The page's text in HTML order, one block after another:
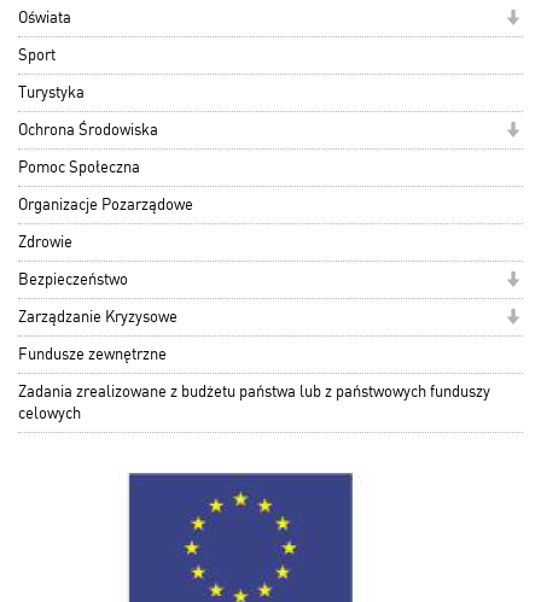
Oświata
Sport
Turystyka
Ochrona Środowiska
Pomoc Społeczna
Organizacje Pozarządowe
Zdrowie
Bezpieczeństwo
Zarządzanie Kryzysowe
Fundusze zewnętrzne
Zadania zrealizowane z budżetu państwa lub z państwowych funduszy
celowych